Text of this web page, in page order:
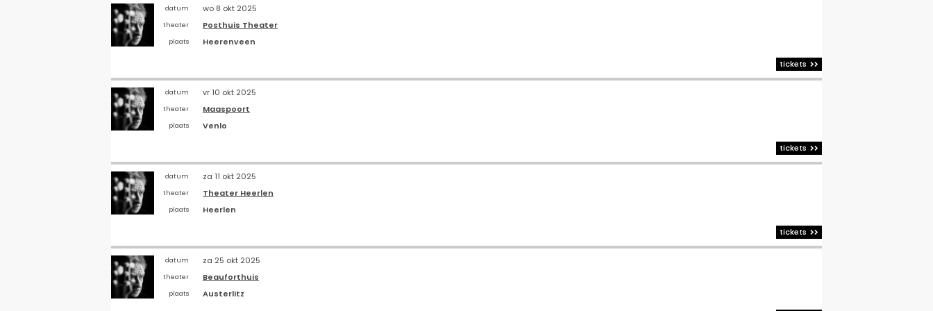
datum wo 8 okt 2025
theater Posthuis Theater
plaats
Heerenveen
tickets
datum vr 10 okt 2025
theater Maaspoort
plaats
Venlo
tickets
datum za 11 okt 2025
theater Theater Heerlen
plaats
Heerlen
tickets
datum za 25 okt 2025
theater Beauforthuis
plaats
Austerlitz